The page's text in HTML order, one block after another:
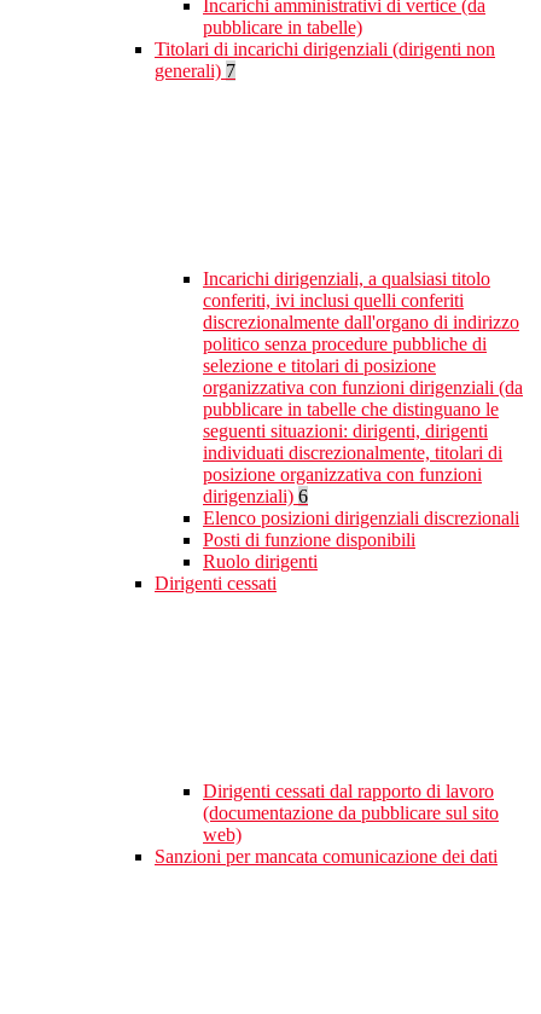
Incarichi amministrativi di vertice (da
pubblicare in tabelle)
Titolari di incarichi dirigenziali (dirigenti non
generali) 7
Incarichi dirigenziali, a qualsiasi titolo
conferiti, ivi inclusi quelli conferiti
discrezionalmente dall'organo di indirizzo
politico senza procedure pubbliche di
selezione e titolari di posizione
organizzativa con funzioni dirigenziali (da
pubblicare in tabelle che distinguano le
seguenti situazioni: dirigenti, dirigenti
individuati discrezionalmente, titolari di
posizione organizzativa con funzioni
dirigenziali) 6
Elenco posizioni dirigenziali discrezionali
Posti di funzione disponibili
Ruolo dirigenti
Dirigenti cessati
Dirigenti cessati dal rapporto di lavoro
(documentazione da pubblicare sul sito
web)
Sanzioni per mancata comunicazione dei dati